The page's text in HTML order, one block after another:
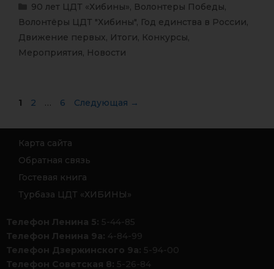
90 лет ЦДТ «Хибины», Волонтеры Победы,
Волонтёры ЦДТ "Хибины", Год единства в России,
Движение первых, Итоги, Конкурсы,
Мероприятия, Новости
1 2 … 6 Следующая →
Карта сайта
Обратная связь
Гостевая книга
Турбаза ЦДТ «ХИБИНЫ»
Телефон Ленина 5: 5-44-85
Телефон Ленина 9а: 4-84-99
Телефон Дзержинского 9а: 5-94-00
Телефон Советская 8: 5-26-84